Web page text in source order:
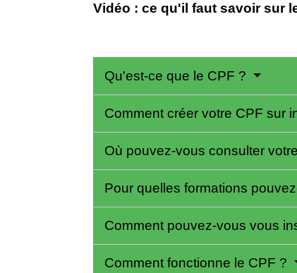
Vidéo : ce qu'il faut savoir sur
Qu'est-ce que le CPF ?
Comment créer votre CPF sur
Où pouvez-vous consulter
Pour quelles formations
Comment pouvez-vous vous
Comment fonctionne le CPF ?